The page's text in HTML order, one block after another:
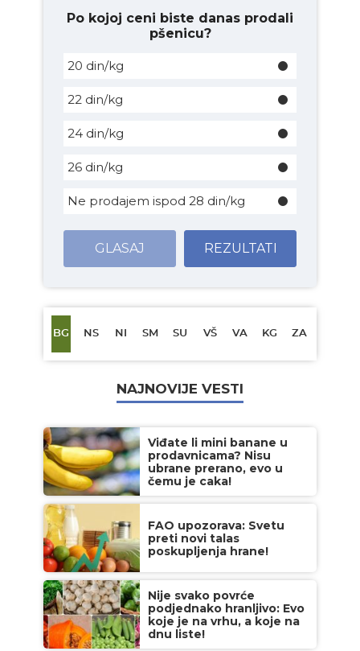
Po kojoj ceni biste danas prodali
pšenicu?
20 din/kg
22 din/kg
24 din/kg
26 din/kg
Ne prodajem ispod 28 din/kg
GLASAJ REZULTATI
BG NS NI SM SU VŠ VA KG ZA
NAJNOVIJE VESTI
Viđate li mini banane u
prodavnicama? Nisu
ubrane prerano, evo u
čemu je caka!
FAO upozorava: Svetu
preti novi talas
poskupljenja hrane!
Nije svako povrće
podjednako hranljivo: Evo
koje je na vrhu, a koje na
dnu liste!